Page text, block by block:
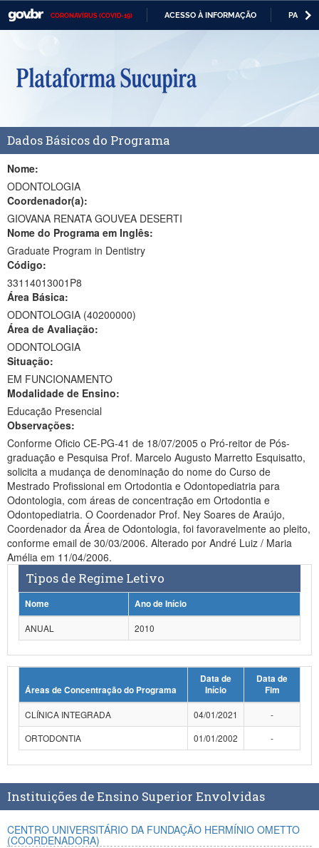
CORONAVÍRUS (COVID-19) ACESSO À INFORMAÇÃO
Casa Civil
Ministério da Defesa
Ministério da Economia
Ministério da Infraestrutura
Ministério da Educação
Ministério da Cidadania
Ministério da Saúde
Ministério da Ciência, Tecnologia, Inovações e Comunicações
Ministério do Meio Ambiente
Ministério do Turismo
Ministério do Desenvolvimento Regional
Ministério da Mulher, da Família e dos Direitos Humanos
Secretaria-Geral
Gabinete de Segurança Institucional
Advocacia-Geral da União
Dados Básicos do Programa
Nome:
ODONTOLOGIA
Coordenador(a):
GIOVANA RENATA GOUVEA DESERTI
Nome do Programa em Inglês:
Graduate Program in Dentistry
Código:
33114013001P8
Área Básica:
ODONTOLOGIA (40200000)
Área de Avaliação:
ODONTOLOGIA
Situação:
EM FUNCIONAMENTO
Modalidade de Ensino:
Educação Presencial
Observações:
Conforme Oficio CE-PG-41 de 18/07/2005 o Pró-reitor de Pós-
graduação e Pesquisa Prof. Marcelo Augusto Marretto Esquisatto,
solicita a mudança de denominação do nome do Curso de
Mestrado Profissional em Ortodontia e Odontopediatria para
Odontologia, com áreas de concentração em Ortodontia e
Odontopediatria. O Coordenador Prof. Ney Soares de Araújo,
Coordenador da Área de Odontologia, foi favoravelmente ao pleito,
conforme email de 30/03/2006. Alterado por André Luiz / Maria
Amélia em 11/04/2006.
Tipos de Regime Letivo
Nome
Ano de Início
ANUAL
2010
Áreas de Concentração do Programa
Data de
Início
Data de
Fim
CLÍNICA INTEGRADA
04/01/2021
-
ORTODONTIA
01/01/2002 -
Instituições de Ensino Superior Envolvidas
CENTRO UNIVERSITÁRIO DA FUNDAÇÃO HERMÍNIO OMETTO
(COORDENADORA)